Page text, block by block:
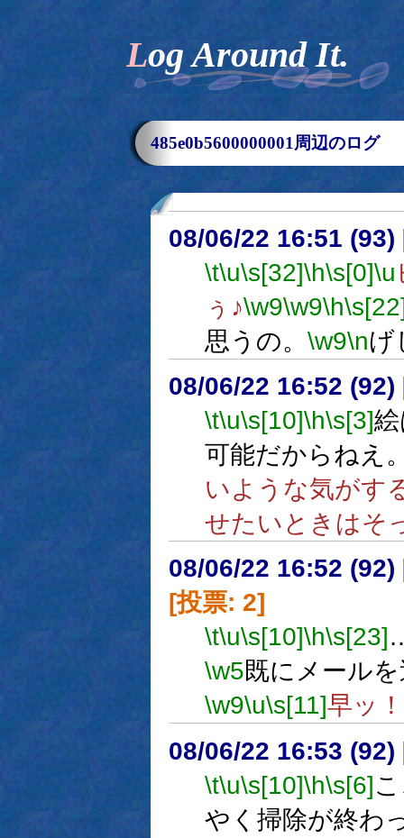
Log Around It.
485e0b5600000001周辺のログ
08/06/22 16:51 (93)
\t\u\s[32]\h\s[0]\u
ぅ♪\w9\w9\h
思うの。 \w9\nげ
08/06/22 16:52 (92)
\t\u\s[10]\h\s[3]
可能だからねえ
いような気がす
せたいときはそ
08/06/22 16:52 (92)
[投票: 2]
\t\u\s[10]\h\s[23]
\w5既にメール
\w9\u\s[11]早ッ
08/06/22 16:53 (92)
\t\u\s[10]\h\s[6]
やく掃除が終わ